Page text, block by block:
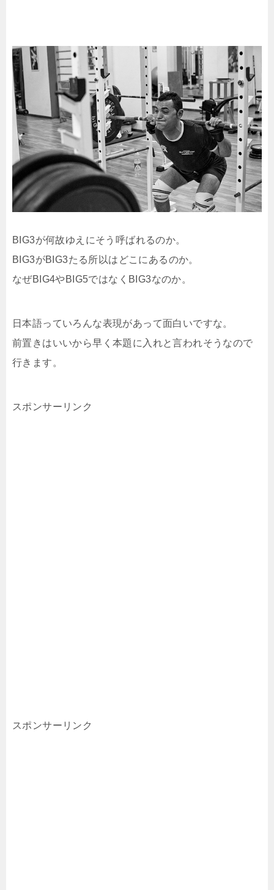
BIG3が何故ゆえにそう呼ばれるのか。
BIG3がBIG3たる所以はどこにあるのか。
なぜBIG4やBIG5ではなくBIG3なのか。
日本語っていろんな表現があって面白いですな。
前置きはいいから早く本題に入れと言われそうなので
行きます。
スポンサーリンク
スポンサーリンク